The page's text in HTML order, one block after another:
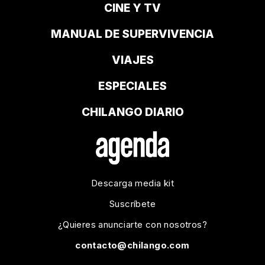
CINE Y TV
MANUAL DE SUPERVIVENCIA
VIAJES
ESPECIALES
CHILANGO DIARIO
Descarga media kit
Suscríbete
¿Quieres anunciarte con nosotros?
contacto@chilango.com